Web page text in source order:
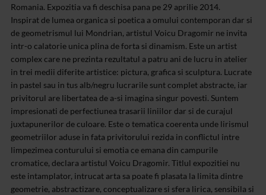
Romania. Expozitia va fi deschisa pana pe 29 aprilie 2014.
Inspirat de lumea organica si poetica a omului contemporan dar si
de geometrismul lui Mondrian, artistul Voicu Dragomir ne invita
intr-o calatorie unica plina de forta si dinamism. Este un artist
complex care ne prezinta rezultatul a patru ani de lucru in atelier
in trei medii diferite artistice: pictura, grafica si sculptura. Lucrate
in pastel sau in tus alb/negru lucrarile sunt complet abstracte, iar
privitorul are libertatea de a-si imagina singur povesti. Suntem
impresionati de perfectiunea trasarii liniilor dar si de curajul
juxtapunerilor de culoare. Este o tematica coerenta unde lirismul
geometriilor aduse in fata privitorului rezida in conflictul intre
limpezimea conturului si emotia ce emana din campurile
cromatice, declara artistul Voicu Dragomir. Titlul expozitiei nu
este intamplator, intrucat arta sa poate fi plasata la limita dintre
geometrie, abstractizare, conceptualizare si sfera lirica, sensibila si